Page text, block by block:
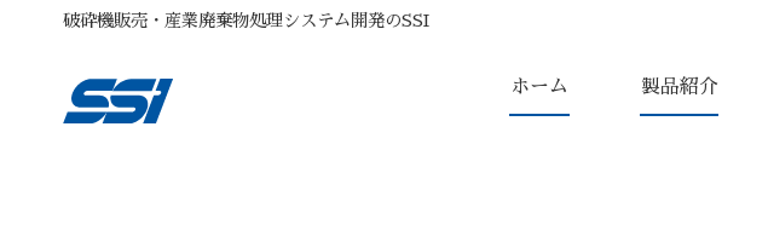
破砕機販売・産業廃棄物処理システム開発のSSI
ホーム 製品紹介